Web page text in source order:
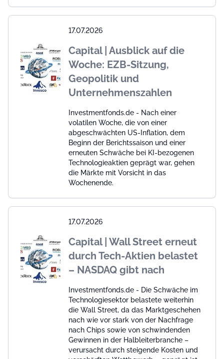
17.07.2026
Capital | Ausblick auf die
Woche: EZB-Sitzung,
Geopolitik und
Unternehmenszahlen
Investmentfonds.de - Nach einer
volatilen Woche, die von einer
abgeschwächten US-Inflation, dem
Beginn der Berichtssaison und einer
erneuten Schwäche bei KI-bezogenen
Technologieaktien geprägt war, gehen
die Märkte mit Vorsicht in das
Wochenende.
17.07.2026
Capital | Wall Street erneut
durch Tech-Aktien belastet
– NASDAQ gibt nach
Investmentfonds.de - Die Schwäche im
Technologiesektor belastete weiterhin
die Wall Street, da das Marktgeschehen
nach wie vor stark von der Nachfrage
nach Chips sowie von schwindenden
Gewinnen in der Halbleiterbranche –
verursacht durch steigende Kosten und